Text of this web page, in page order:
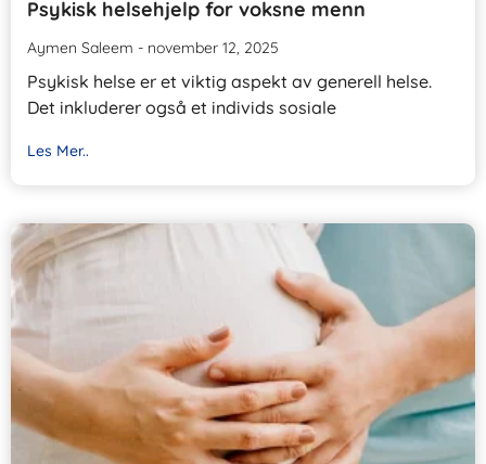
Psykisk helsehjelp for voksne menn
Aymen Saleem november 12, 2025
Psykisk helse er et viktig aspekt av generell helse.
Det inkluderer også et individs sosiale
Les Mer..